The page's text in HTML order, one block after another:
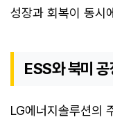
성장과 회복이 동시
ESS와 북미
LG에너지솔루션의